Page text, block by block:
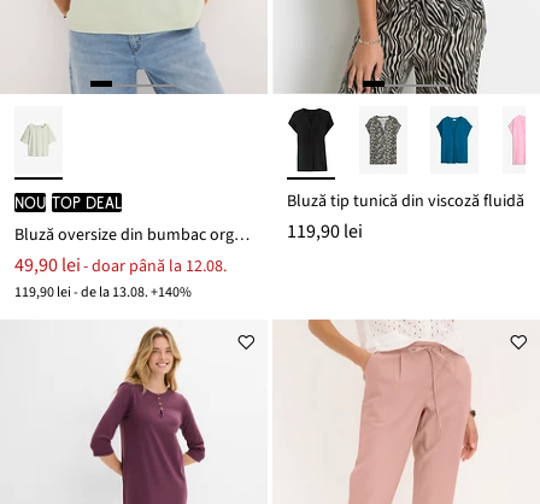
nou TOP DEAL
Bluză oversize din bumbac organic
49,90 lei- doar până la 12.08.
119,90 lei - de la 13.08. +140%
Bluză tip tunică din viscoză fluidă
119,90 lei